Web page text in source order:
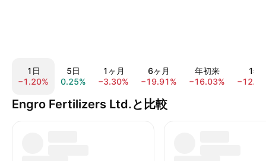
1日
−1.20%
5日
0.25%
1ヶ月
−3.30%
6ヶ月
−19.91%
年初来
−16.03%
1年
Engro Fertilizers Ltd.と比較